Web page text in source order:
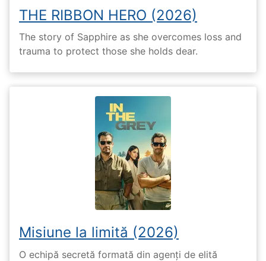
THE RIBBON HERO (2026)
The story of Sapphire as she overcomes loss and
trauma to protect those she holds dear.
Misiune la limită (2026)
O echipă secretă formată din agenți de elită